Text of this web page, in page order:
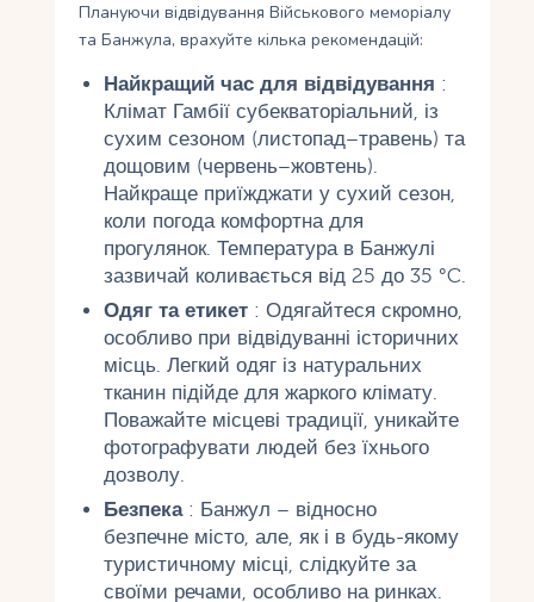
Плануючи відвідування Військового меморіалу
та Банжула, врахуйте кілька рекомендацій:
Найкращий час для відвідування :
Клімат Гамбії субекваторіальний, із
сухим сезоном (листопад–травень) та
дощовим (червень–жовтень).
Найкраще приїжджати у сухий сезон,
коли погода комфортна для
прогулянок. Температура в Банжулі
зазвичай коливається від 25 до 35 °C.
Одяг та етикет: Одягайтеся скромно,
особливо при відвідуванні історичних
місць. Легкий одяг із натуральних
тканин підійде для жаркого клімату.
Поважайте місцеві традиції, уникайте
фотографувати людей без їхнього
дозволу.
Безпека: Банжул – відносно
безпечне місто, але, як і в будь-якому
туристичному місці, слідкуйте за
своїми речами, особливо на ринках.